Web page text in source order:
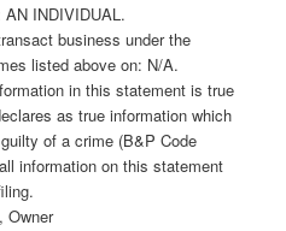
INDIVIDUAL.
business under the
listed above on: N/A.
in this statement is true
as true information which
of a crime (B&P Code
information on this statement
Owner